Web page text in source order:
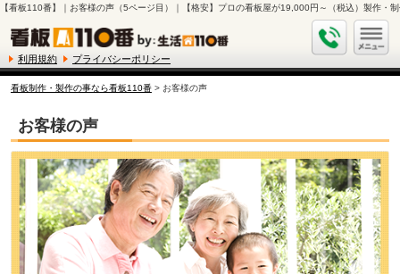
【看板110番】｜お客様の声（5ページ目）｜【格安】プロの看板屋が19,000円～（税込）製作・
利用規約 プライバシーポリシー
看板制作・製作の事なら看板110番> お客様の声
お客様の声